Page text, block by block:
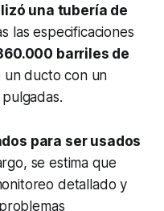
una tubería de
las especificaciones
barriles de
un ducto con un
para ser usados
se estima que
detallado y